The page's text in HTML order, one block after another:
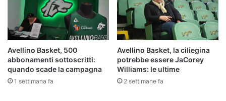
Avellino Basket, 500
abbonamenti sottoscritti:
quando scade la campagna
1 settimana fa
Avellino Basket, la ciliegina
potrebbe essere JaCorey
Williams: le ultime
2 settimane fa